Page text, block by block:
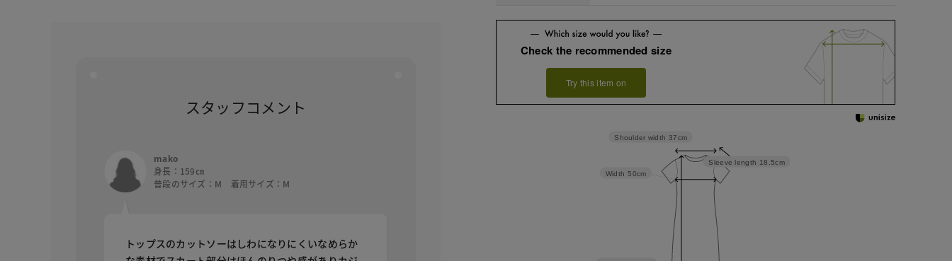
スタッフコメント
mako
身長：159㎝
普段のサイズ：M 着用サイズ：M
トップスのカットソーはしわになりにくいなめらか
Check the recommended size
Try this item on
Sleeve length 18.5cm
Width 50cm
Shoulder width 37cm